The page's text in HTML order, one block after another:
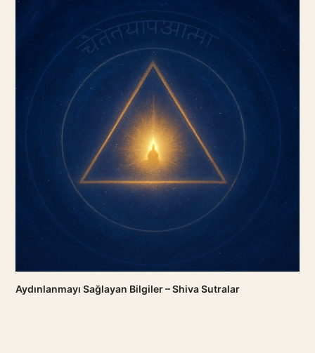
Aydınlanmayı Sağlayan Bilgiler – Shiva Sutralar